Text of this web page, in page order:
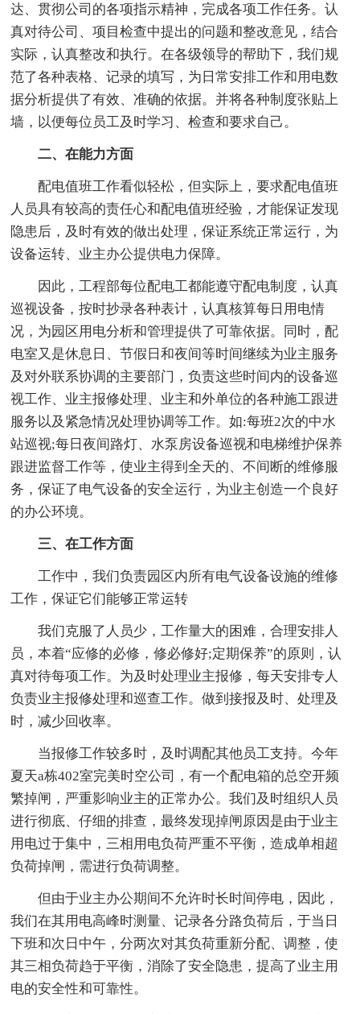
达、贯彻公司的各项指示精神，完成各项工作任务。认
真对待公司、项目检查中提出的问题和整改意见，结合
实际，认真整改和执行。在各级领导的帮助下，我们规
范了各种表格、记录的填写，为日常安排工作和用电数
据分析提供了有效、准确的依据。并将各种制度张贴上
墙，以便每位员工及时学习、检查和要求自己。
二、在能力方面
配电值班工作看似轻松，但实际上，要求配电值班
人员具有较高的责任心和配电值班经验，才能保证发现
隐患后，及时有效的做出处理，保证系统正常运行，为
设备运转、业主办公提供电力保障。
因此，工程部每位配电工都能遵守配电制度，认真
巡视设备，按时抄录各种表计，认真核算每日用电情
况，为园区用电分析和管理提供了可靠依据。同时，配
电室又是休息日、节假日和夜间等时间继续为业主服务
及对外联系协调的主要部门，负责这些时间内的设备巡
视工作、业主报修处理、业主和外单位的各种施工跟进
服务以及紧急情况处理协调等工作。如:每班2次的中水
站巡视;每日夜间路灯、水泵房设备巡视和电梯维护保养
跟进监督工作等，使业主得到全天的、不间断的维修服
务，保证了电气设备的安全运行，为业主创造一个良好
的办公环境。
三、在工作方面
工作中，我们负责园区内所有电气设备设施的维修
工作，保证它们能够正常运转
我们克服了人员少，工作量大的困难，合理安排人
员，本着“应修的必修，修必修好;定期保养”的原则，认
真对待每项工作。为及时处理业主报修，每天安排专人
负责业主报修处理和巡查工作。做到接报及时、处理及
时，减少回收率。
当报修工作较多时，及时调配其他员工支持。今年
夏天a栋402室完美时空公司，有一个配电箱的总空开频
繁掉闸，严重影响业主的正常办公。我们及时组织人员
进行彻底、仔细的排查，最终发现掉闸原因是由于业主
用电过于集中，三相用电负荷严重不平衡，造成单相超
负荷掉闸，需进行负荷调整。
但由于业主办公期间不允许时长时间停电，因此，
我们在其用电高峰时测量、记录各分路负荷后，于当日
下班和次日中午，分两次对其负荷重新分配、调整，使
其三相负荷趋于平衡，消除了安全隐患，提高了业主用
电的安全性和可靠性。